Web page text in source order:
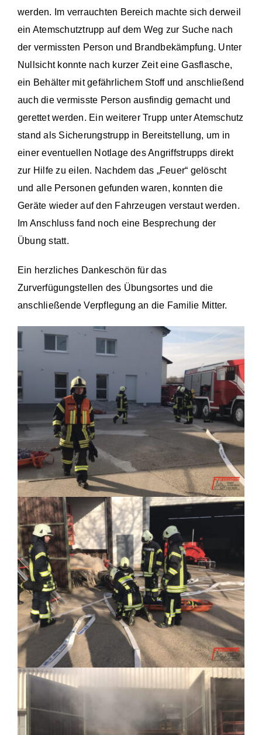
werden. Im verrauchten Bereich machte sich derweil
ein Atemschutztrupp auf dem Weg zur Suche nach
der vermissten Person und Brandbekämpfung. Unter
Nullsicht konnte nach kurzer Zeit eine Gasflasche,
ein Behälter mit gefährlichem Stoff und anschließend
auch die vermisste Person ausfindig gemacht und
gerettet werden. Ein weiterer Trupp unter Atemschutz
stand als Sicherungstrupp in Bereitstellung, um in
einer eventuellen Notlage des Angriffstrupps direkt
zur Hilfe zu eilen. Nachdem das „Feuer“ gelöscht
und alle Personen gefunden waren, konnten die
Geräte wieder auf den Fahrzeugen verstaut werden.
Im Anschluss fand noch eine Besprechung der
Übung statt.
Ein herzliches Dankeschön für das
Zurverfügungstellen des Übungsortes und die
anschließende Verpflegung an die Familie Mitter.